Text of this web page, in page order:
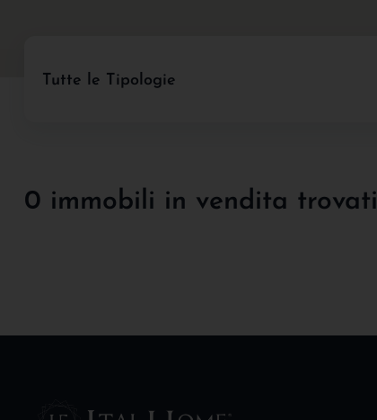
Tutte le Tipologie
0 immobili in vendita trovati